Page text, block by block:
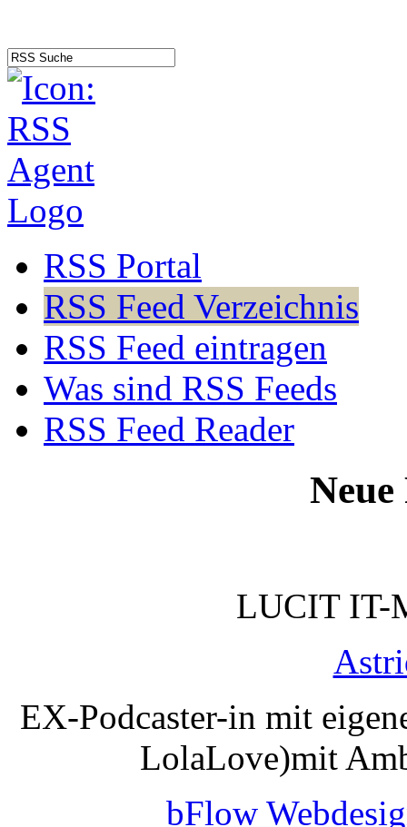
RSS Portal
RSS Feed Verzeichnis
RSS Feed eintragen
Was sind RSS Feeds
RSS Feed Reader
Neue
LUCIT IT-
EX-Podcaster-in mit
LolaLove)mit
bFlow